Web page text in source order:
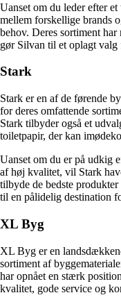
Uanset om du leder efter
mellem forskellige brands
behov. Deres sortiment
gør Silvan til et oplagt valg
Stark
Stark er en af de førende
for deres omfattende
Stark tilbyder også et
toiletpapir, der kan
Uanset om du er på udkig
af høj kvalitet, vil Stark
tilbyde de bedste
til en pålidelig destination
XL Byg
XL Byg er en
sortiment af
har opnået en stærk
kvalitet, gode service og